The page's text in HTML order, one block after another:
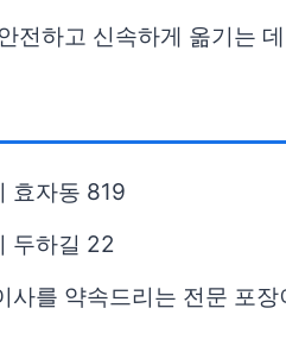
전하고 신속하게 옮기는
효자동 819
두하길 22
사를 약속드리는 전문 포